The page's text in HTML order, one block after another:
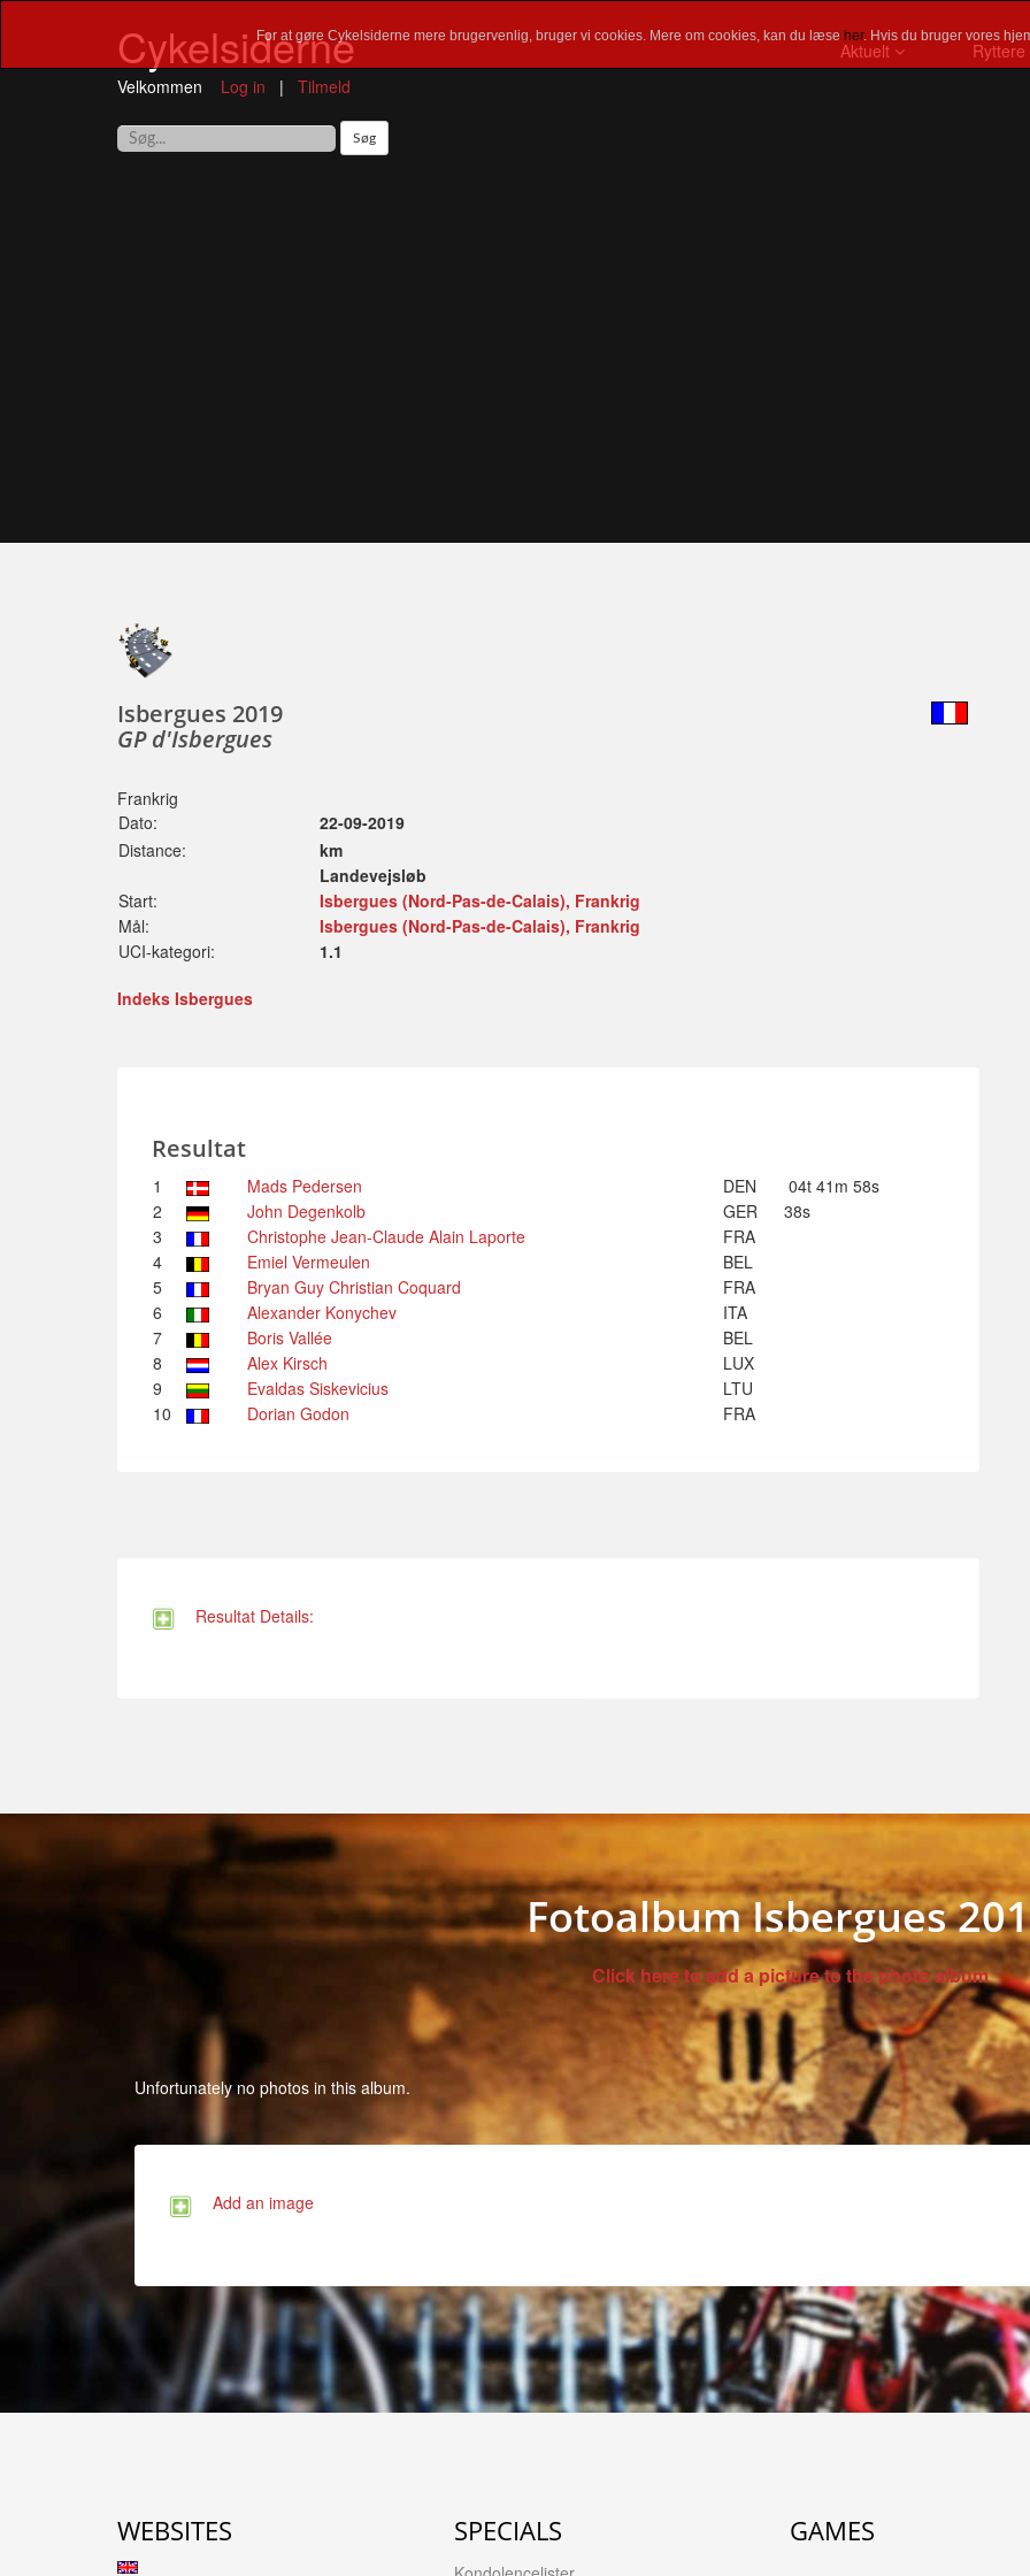
For at gøre Cykelsiderne mere brugervenlig, bruger vi cookies. Mere om cookies, kan du læse her. Hvis du bruger vores
Cykelsiderne
Velkommen Log in | Tilmeld
Aktuelt Ryttere
Isbergues 2019
GP d'Isbergues
Frankrig
Dato:
22-09-2019
Distance:
km
Landevejsløb
Start:
Isbergues (Nord-Pas-de-Calais), Frankrig
Mål:
Isbergues (Nord-Pas-de-Calais), Frankrig
UCI-kategori:
1.1
Indeks Isbergues
Resultat
1 Mads Pedersen DEN
04t 41m 58s
2
John Degenkolb GER
38s
3
Christophe Jean-Claude Alain Laporte
FRA
4
Emiel Vermeulen
BEL
5
Bryan Guy Christian Coquard
FRA
6
Alexander Konychev
ITA
7
Boris Vallée
BEL
8
Alex Kirsch
LUX
9
Evaldas Siskevicius
LTU
10
Dorian Godon FRA
Resultat Details:
Fotoalbum Isbergues
Click here to add a picture to the photo album
Unfortunately no photos in this album.
Add an image
WEBSITES SPECIALS GAMES